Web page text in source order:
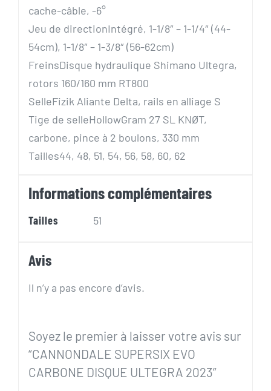
cache-câble, -6°
Jeu de directionIntégré, 1-1/8″ – 1-1/4″ (44-
54cm), 1-1/8″ – 1-3/8″ (56-62cm)
FreinsDisque hydraulique Shimano Ultegra,
rotors 160/160 mm RT800
SelleFizik Aliante Delta, rails en alliage S
Tige de selleHollowGram 27 SL KNØT,
carbone, pince à 2 boulons, 330 mm
Tailles44, 48, 51, 54, 56, 58, 60, 62
Informations complémentaires
Tailles 51
Avis
Il n’y a pas encore d’avis.
Soyez le premier à laisser votre avis sur
“CANNONDALE SUPERSIX EVO
CARBONE DISQUE ULTEGRA 2023”